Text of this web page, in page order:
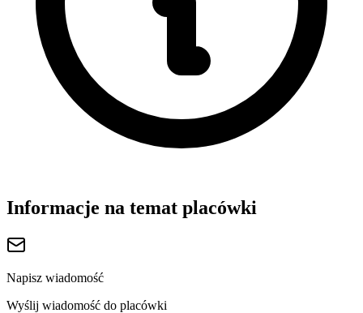
Informacje na temat placówki
Napisz wiadomość
Wyślij wiadomość do placówki